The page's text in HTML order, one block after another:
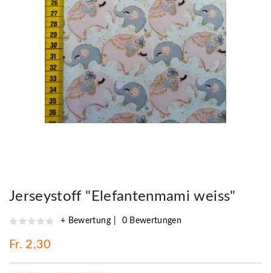
Jerseystoff "Elefantenmami weiss"
+ Bewertung 0 Bewertungen
Fr. 2,30